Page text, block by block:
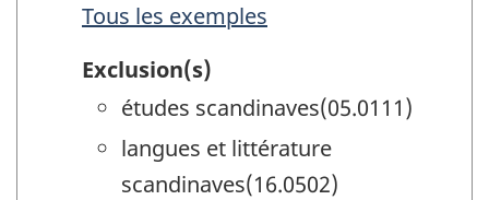
Tous les exemples
Exclusion(s)
études scandinaves(05.0111)
langues et littérature
scandinaves(16.0502)